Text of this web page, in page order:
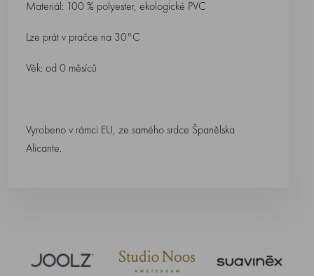
Materiál: 100 % polyester, ekologické PVC
Lze prát v pračce na 30°C
Věk: od 0 měsíců
Vyrobeno v rámci EU, ze samého srdce Španělska
Alicante.